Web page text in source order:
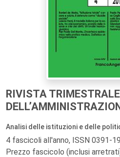
RIVISTA
Analisi delle istituzioni e delle
4 fascicoli all'anno, ISSN 0391-
Prezzo fascicolo (inclusi